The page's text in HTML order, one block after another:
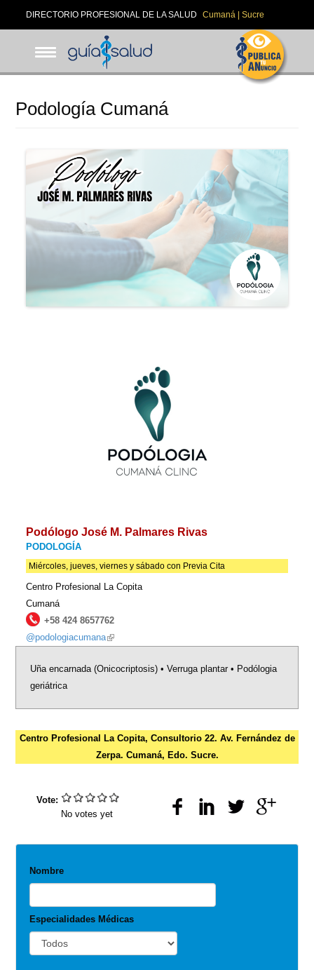
DIRECTORIO PROFESIONAL DE LA SALUD Cumaná | Sucre
Podología Cumaná
Podólogo José M. Palmares Rivas
PODOLOGÍA
Miércoles, jueves, viernes y sábado con Previa Cita
Centro Profesional La Copita
Cumaná
+58 424 8657762
@podologiacumana(link
external)
Uña encarnada (Onicocriptosis) • Verruga plantar • Podólogia
geriátrica
Centro Profesional La Copita, Consultorio 22. Av. Fernández de
Zerpa. Cumaná, Edo. Sucre.
Vote:
No votes yet
Nombre
Especialidades Médicas